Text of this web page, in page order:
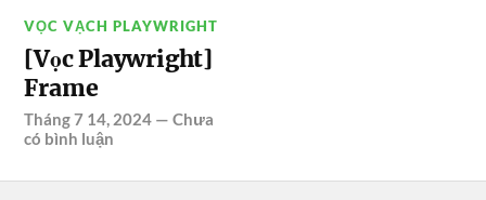
VỌC VẠCH PLAYWRIGHT
[Vọc Playwright]
Frame
Tháng 7 14, 2024 —Chưa
có bình luận